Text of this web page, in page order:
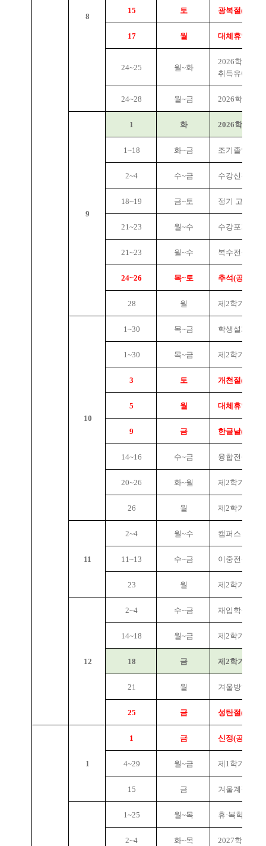
8
15 토 광복절(공휴
17 월 대체휴일
24~25 월~화
2026학년도
취득유예생
24~28 월~금 2026학년도
9
1 화 2026학년도
1~18 화~금 조기졸업 신청
2~4 수~금 수강신청 정
18~19 금~토 정기 고·연전
21~23 월~수 수강포기 신청
21~23 월~수 복수전공 신청
24~26 목~토 추석(공휴일)
28 월 제2학기 1/4
10
1~30 목~금 학생설계전공
1~30 목~금 제2학기 미래
3 토 개천절(공휴
5 월 대체휴일
9 금 한글날(공휴
14~16 수~금 융합전공 신청
20~26 화~월 제2학기 중간
26 월 제2학기 1/2
11
2~4 월~수 캠퍼스 내 소
11~13 수~금 이중전공 신청
23 월 제2학기 3/4
12
2~4 수~금 재입학신청
14~18 월~금 제2학기 기말
18 금 제2학기 종강
21 월 겨울방학 시
25 금 성탄절(공휴
1
1 금 신정(공휴일)
4~29 월~금 제1학기 미래
15 금 겨울계절수업
1~25 월~목 휴·복학 신청
2~4 화~목 2027학년도